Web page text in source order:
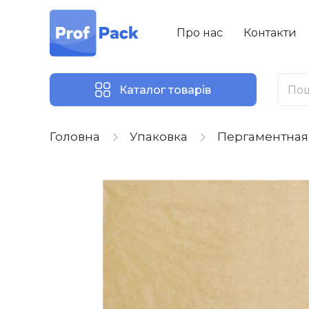
Про нас Контакти
Каталог товарів
Головна Упаковка